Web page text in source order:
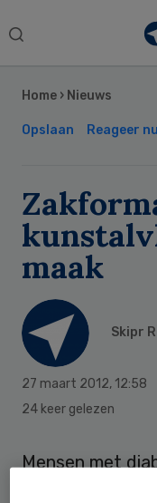
Search
Home › Nieuws
Opslaan Reageer nu
maak
Skipr
27 maart 2012, 12:58
24 keer gelezen
Mensen met
Sidebar